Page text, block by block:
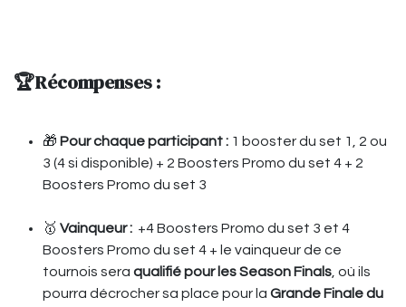
🏆Récompenses :
🎁 Pour chaque participant : 1 booster du set 1, 2 ou
3 (4 si disponible) + 2 Boosters Promo du set 4 + 2
Boosters Promo du set 3
🥇 Vainqueur : +4 Boosters Promo du set 3 et 4
Boosters Promo du set 4 + le vainqueur de ce
tournois sera qualifié pour les Season Finals, où ils
pourra décrocher sa place pour la Grande Finale du